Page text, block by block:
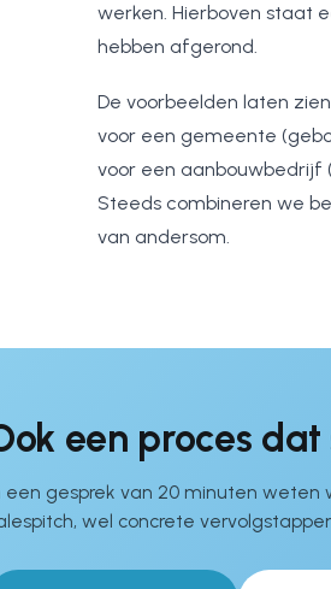
werken. Hierboven staat
hebben afgerond.
De voorbeelden laten
voor een gemeente
voor een aanbouwbedrijf
Steeds combineren we
van andersom.
een proces
een gesprek van 20 minuten weten
wel concrete